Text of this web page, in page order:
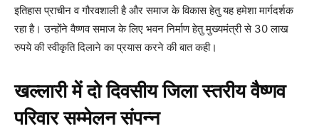
इतिहास प्राचीन व गौरवशाली है और समाज के विकास हेतु यह हमेशा मार्गदर्शक
रहा है। उन्होंने वैष्णव समाज के लिए भवन निर्माण हेतु मुख्यमंत्री से 30 लाख
रुपये की स्वीकृति दिलाने का प्रयास करने की बात कही।
खल्लारी में दो दिवसीय जिला स्तरीय वैष्णव
परिवार सम्मेलन संपन्न